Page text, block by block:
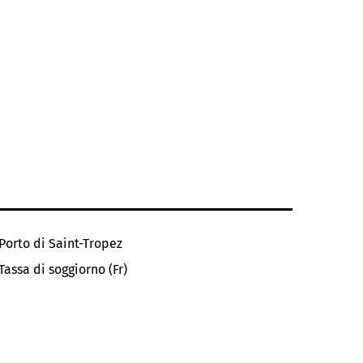
di Saint-Tropez
di soggiorno (Fr)